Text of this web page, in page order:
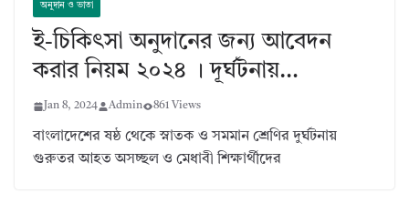
অনুদান ও ভাতা
ই-চিকিৎসা অনুদানের জন্য আবেদন
করার নিয়ম ২০২৪ । দূর্ঘটনায়…
Jan 8, 2024 Admin 861 Views
বাংলাদেশের ষষ্ঠ থেকে স্নাতক ও সমমান শ্রেণির দুর্ঘটনায়
গুরুতর আহত অসচ্ছল ও মেধাবী শিক্ষার্থীদের